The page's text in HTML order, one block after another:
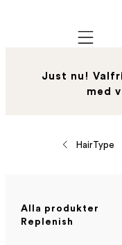
Mobile
Just nu!
med
HairType
Alla produkter
Replenish